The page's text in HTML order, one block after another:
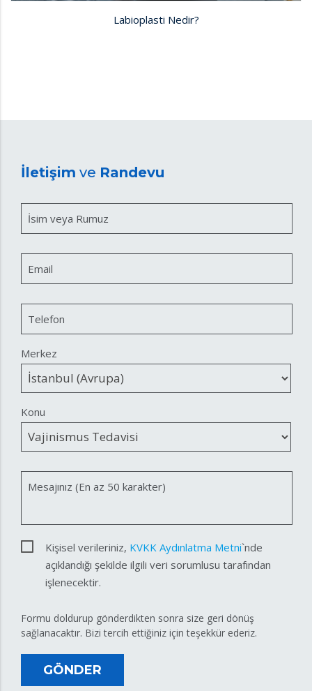
Labioplasti Nedir?
İletişim ve Randevu
İsim veya Rumuz
Email
Telefon
Merkez
Konu
Mesajınız (En az 50 karakter)
Kişisel verileriniz, KVKK Aydınlatma Metni`nde
açıklandığı şekilde ilgili veri sorumlusu tarafından
işlenecektir.
Formu doldurup gönderdikten sonra size geri dönüş
sağlanacaktır. Bizi tercih ettiğiniz için teşekkür ederiz.
GÖNDER